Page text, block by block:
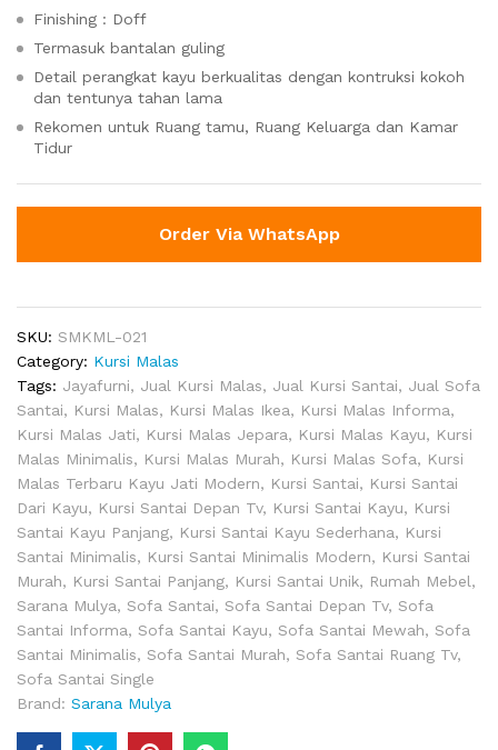
Finishing : Doff
Termasuk bantalan guling
Detail perangkat kayu berkualitas dengan kontruksi kokoh
dan tentunya tahan lama
Rekomen untuk Ruang tamu, Ruang Keluarga dan Kamar
Tidur
Order Via WhatsApp
SKU: SMKML-021
Category: Kursi Malas
Tags: Jayafurni, Jual Kursi Malas, Jual Kursi Santai, Jual Sofa
Santai, Kursi Malas, Kursi Malas Ikea, Kursi Malas Informa,
Kursi Malas Jati, Kursi Malas Jepara, Kursi Malas Kayu, Kursi
Malas Minimalis, Kursi Malas Murah, Kursi Malas Sofa, Kursi
Malas Terbaru Kayu Jati Modern, Kursi Santai, Kursi Santai
Dari Kayu, Kursi Santai Depan Tv, Kursi Santai Kayu, Kursi
Santai Kayu Panjang, Kursi Santai Kayu Sederhana, Kursi
Santai Minimalis, Kursi Santai Minimalis Modern, Kursi Santai
Murah, Kursi Santai Panjang, Kursi Santai Unik, Rumah Mebel,
Sarana Mulya, Sofa Santai, Sofa Santai Depan Tv, Sofa
Santai Informa, Sofa Santai Kayu, Sofa Santai Mewah, Sofa
Santai Minimalis, Sofa Santai Murah, Sofa Santai Ruang Tv,
Sofa Santai Single
Brand: Sarana Mulya